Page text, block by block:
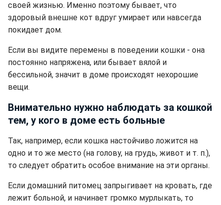
своей жизнью. Именно поэтому бывает, что
здоровый внешне кот вдруг умирает или навсегда
покидает дом.
Если вы видите перемены в поведении кошки - она
постоянно напряжена, или бывает вялой и
бессильной, значит в доме происходят нехорошие
вещи.
Внимательно нужно наблюдать за кошкой
тем, у кого в доме есть больные
Так, например, если кошка настойчиво ложится на
одно и то же место (на голову, на грудь, живот и т. п.),
то следует обратить особое внимание на эти органы.
Если домашний питомец запрыгивает на кровать, где
лежит больной, и начинает громко мурлыкать, то